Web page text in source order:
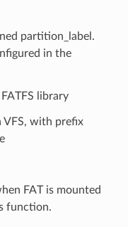
partition_label.
in the
library
VFS, with prefix
FAT is mounted
function.